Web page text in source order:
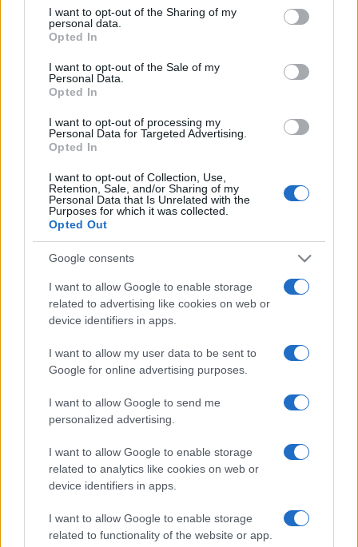
not limited to your visit or usage behaviour. You may click to
grant or deny consent to Google and its third-party tags to
use your data for below specified purposes in below Google
consent section.
I want to opt-out of the Sharing of my
personal data.
Opted In
I want to opt-out of the Sale of my
Personal Data.
Opted In
I want to opt-out of processing my
Personal Data for Targeted Advertising.
Opted In
I want to opt-out of Collection, Use,
Retention, Sale, and/or Sharing of my
Personal Data that Is Unrelated with the
Purposes for which it was collected.
Opted Out
Google consents
I want to allow Google to enable storage
related to advertising like cookies on web or
device identifiers in apps.
I want to allow my user data to be sent to
Google for online advertising purposes.
I want to allow Google to send me
personalized advertising.
I want to allow Google to enable storage
related to analytics like cookies on web or
device identifiers in apps.
I want to allow Google to enable storage
related to functionality of the website or app.
Az egyesület nevéhez a megalakulásától eltelt időszakban
számos rangos kulturális és képzőművészeti esemény
Galéria) Törökbálinton (Falumúzeum), Százhalombattán
(Barátság Művelődési Központ), Budaörsön (Zeneiskola), és
Budapesten (Duna Galéria). Egész napos, felnőtteknek és
gyerekeknek szóló, irodalmi, zenei és képzőművészeti
Holland Nagykövetség részvételével. Művésztelepeket
szerveznek Budaörsön és Törökbálinton, gyakran
nemzetközi részvétellel. Mindamellett tagjaik egyéni
kiállításaikkal, publikációikkal és koncertjeikkel is
országszerte jelen vannak, többségük pedig szakmai
tudását az ifjúság művészeti nevelésében is kamatoztatja.
Nagy elismerést jelentett számukra, hogy 2005.
decemberében ők vehették át a Pest Megye Művészetéért
Díjat. Ez évben szeretnének még nyitottabbá válni, és a
szerezni országos és nemzetközi szinten is. Ehhez
németországi bemutatkozás Bonnban, az új Városháza
Galériájában, amelyre az ottani szervezők segítségével ez
igényesen, mások számára is példaértékűen kell